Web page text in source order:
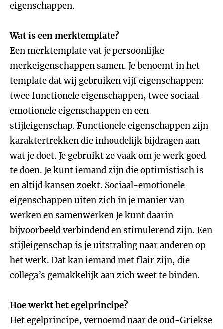
eigenschappen.
Wat is een merktemplate?
Een merktemplate vat je persoonlijke
merkeigenschappen samen. Je benoemt in het
template dat wij gebruiken vijf eigenschappen:
twee functionele eigenschappen, twee sociaal-
emotionele eigenschappen en een
stijleigenschap. Functionele eigenschappen zijn
karaktertrekken die inhoudelijk bijdragen aan
wat je doet. Je gebruikt ze vaak om je werk goed
te doen. Je kunt iemand zijn die optimistisch is
en altijd kansen zoekt. Sociaal-emotionele
eigenschappen uiten zich in je manier van
werken en samenwerken Je kunt daarin
bijvoorbeeld verbindend en stimulerend zijn. Een
stijleigenschap is je uitstraling naar anderen op
het werk. Dat kan iemand met flair zijn, die
collega’s gemakkelijk aan zich weet te binden.
Hoe werkt het egelprincipe?
Het egelprincipe, vernoemd naar de oud-Griekse